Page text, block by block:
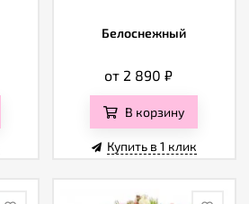
Белоснежный
от 2 890₽
В корзину
Купить в 1 клик